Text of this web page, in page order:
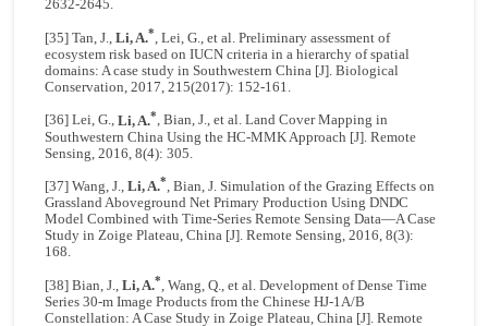
2632-2645.
[35] Tan, J.,Li, A.*
, Lei, G., et al. Preliminary assessment of
ecosystem risk based on IUCN criteria in a hierarchy of spatial
domains: A case study in Southwestern China [J]. Biological
Conservation, 2017, 215(2017): 152-161.
[36] Lei, G.,Li, A.*, Bian, J., et al. Land Cover Mapping in
Southwestern China Using the HC-MMK Approach [J]. Remote
Sensing, 2016, 8(4): 305.
[37] Wang, J., Li, A.*, Bian, J. Simulation of the Grazing Effects on
Grassland Aboveground Net Primary Production Using DNDC
Model Combined with Time-Series Remote Sensing Data—A Case
Study in Zoige Plateau, China [J]. Remote Sensing, 2016, 8(3):
168.
[38] Bian, J.,Li, A.*, Wang, Q., et al. Development of Dense Time
Series 30-m Image Products from the Chinese HJ-1A/B
Constellation: A Case Study in Zoige Plateau, China [J]. Remote